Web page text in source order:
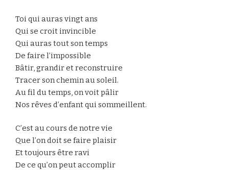
Toi qui auras vingt ans
Qui se croit invincible
Qui auras tout son temps
De faire l’impossible
Bâtir, grandir et reconstruire
Tracer son chemin au soleil.
Au fil du temps, on voit pâlir
Nos rêves d’enfant qui sommeillent.
C’est au cours de notre vie
Que l’on doit se faire plaisir
Et toujours être ravi
De ce qu’on peut accomplir